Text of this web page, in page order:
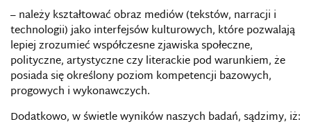
– należy kształtować obraz mediów (tekstów, narracji i
technologii) jako interfejsów kulturowych, które pozwalają
lepiej zrozumieć współczesne zjawiska społeczne,
polityczne, artystyczne czy literackie pod warunkiem, że
posiada się określony poziom kompetencji bazowych,
progowych i wykonawczych.
Dodatkowo, w świetle wyników naszych badań, sądzimy, iż: